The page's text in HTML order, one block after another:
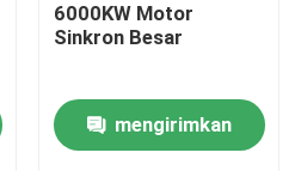
6000KW Motor
Sinkron Besar
mengirimkan